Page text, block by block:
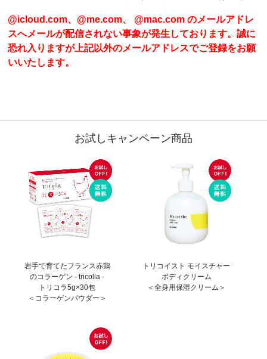
@icloud.com、@me.com、 @mac.com のメールアドレ
スへメールが配信されない事象が発生しております。誠に
恐れ入りますが上記以外のメールアドレスでご登録をお願
いいたします。
お試しキャンペーン商品
岩手で育てたフランス赤鶏
のコラーゲン - tricolla -
トリコラ5g×30包
＜コラーゲンパウダー＞
トリコイスト モイスチャー
ボディクリーム
＜全身用保湿クリーム＞